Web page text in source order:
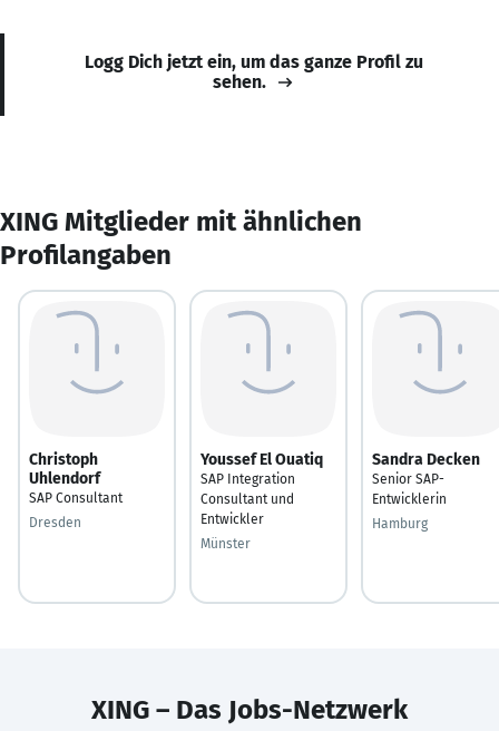
Logg Dich jetzt ein, um das ganze Profil zu
sehen.
XING Mitglieder mit ähnlichen
Profilangaben
Christoph
Uhlendorf
SAP Consultant
Dresden
Youssef El Ouatiq
SAP Integration
Consultant und
Entwickler
Münster
Sandra Decken
Senior SAP-
Entwicklerin
Hamburg
XING – Das Jobs-Netzwerk